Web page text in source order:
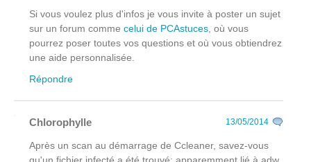
Si vous voulez plus d'infos je vous invite à poster un sujet
sur un forum comme celui de PCAstuces, où vous
pourrez poser toutes vos questions et où vous obtiendrez
une aide personnalisée.
Répondre
Chlorophylle 13/05/2014
Après un scan au démarrage de Ccleaner, savez-vous